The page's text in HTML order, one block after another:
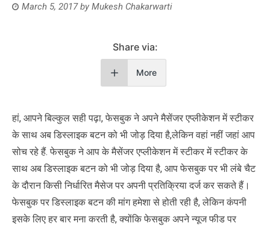
March 5, 2017by Mukesh Chakarwarti
Share via:
More
हां, आपने बिल्कुल सही पढ़ा, फेसबुक ने अपने मैसेंजर एप्‍लीकेशन में स्‍टीकर
के साथ अब डिस्‍लाइक बटन को भी जोड़ दिया है,लेकिन वहां नहीं जहां आप
सोच रहे हैं. फेसबुक ने आप के मैसेंजर एप्‍लीकेशन में स्‍टीकर में स्‍टीकर के
साथ अब डिस्‍लाइक बटन को भी जोड़ दिया है, आप फेसबुक पर भी लंबे चैट
के दौरान किसी निर्धारित मैसेज पर अपनी प्रतिक्रिया दर्ज कर सकते हैं।
फेसबुक पर डिस्लाइक बटन की मांग हमेशा से होती रही है, लेकिन कंपनी
इसके लिए हर बार मना करती है, क्योंकि फेसबुक अपने न्यूज फीड पर